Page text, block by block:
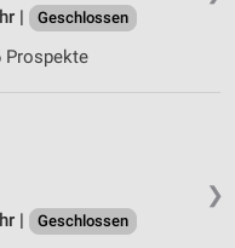
|
Geschlossen
Prospekte
❯
|
Geschlossen